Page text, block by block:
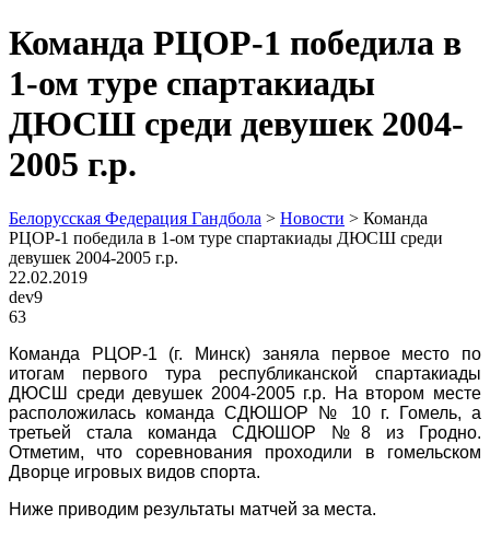
Команда РЦОР-1 победила в
1-ом туре спартакиады
ДЮСШ среди девушек 2004-
2005 г.р.
Белорусская Федерация Гандбола > Новости > Команда
РЦОР-1 победила в 1-ом туре спартакиады ДЮСШ среди
девушек 2004-2005 г.р.
22.02.2019
dev9
63
Команда РЦОР-1 (г. Минск) заняла первое место по
итогам первого тура республиканской спартакиады
ДЮСШ среди девушек 2004-2005 г.р. На втором месте
расположилась команда СДЮШОР № 10 г. Гомель, а
третьей стала команда СДЮШОР №8 из Гродно.
Отметим, что соревнования проходили в гомельском
Дворце игровых видов спорта.
Ниже приводим результаты матчей за места.